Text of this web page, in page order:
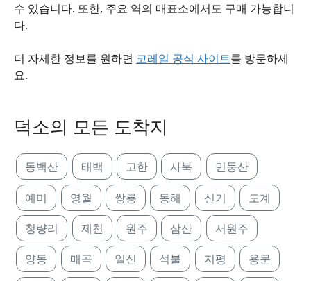
수 있습니다. 또한, 주요 역의 매표소에서도 구매 가능합니
다.
더 자세한 정보를 원하면 코레일 공식 사이트를 방문하세
요.
덕소의 모든 도착지
동백산 태백 고한 사북 민둥산
예미 영월 쌍룡 동해 신기 도계
청량리 제천 원주 삼산 서원주
양동 매곡 일신 석불 지평 용문